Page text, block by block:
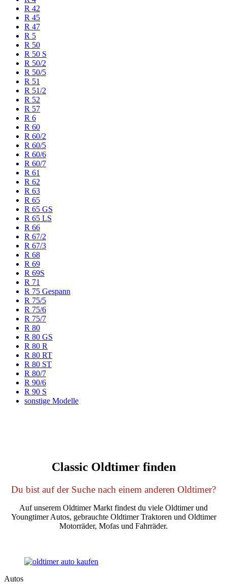
R 42
R 45
R 47
R 5
R 50
R 50 S
R 50/2
R 50/5
R 51
R 51/2
R 52
R 57
R 6
R 60
R 60/2
R 60/5
R 60/6
R 60/7
R 61
R 62
R 63
R 65
R 65 GS
R 65 LS
R 66
R 67/2
R 67/3
R 68
R 69
R 69S
R 71
R 75 Gespann
R 75/5
R 75/6
R 75/7
R 80
R 80 GS
R 80 R
R 80 RT
R 80 ST
R 80/7
R 90/6
R 90 S
sonstige Modelle
Classic Oldtimer finden
Du bist auf der Suche nach einem anderen Oldtimer?
Auf unserem Oldtimer Markt findest du viele Oldtimer und
Youngtimer Autos, gebrauchte Oldtimer Traktoren und Oldtimer
Motorräder, Mofas und Fahrräder.
Autos